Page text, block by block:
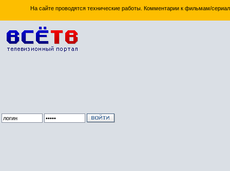
На сайте проводятся технические работы. Комментарии к фильмам/